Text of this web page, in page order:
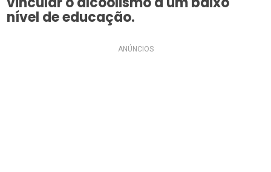
nível de educação.
ANÚNCIOS